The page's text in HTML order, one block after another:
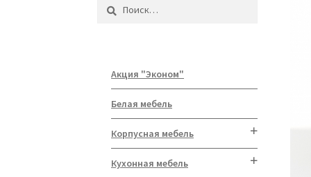
Найти:
Акция "Эконом"
Белая мебель
Корпусная мебель
Кухонная мебель